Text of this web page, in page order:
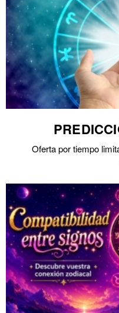
Oferta por tiempo